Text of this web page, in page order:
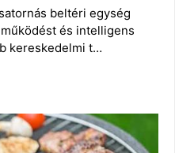
beltéri egység
és intelligens
kereskedelmi t…